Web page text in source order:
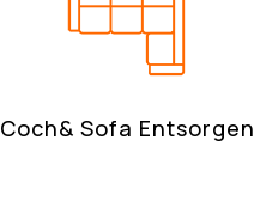
Coch& Sofa Entsorgen